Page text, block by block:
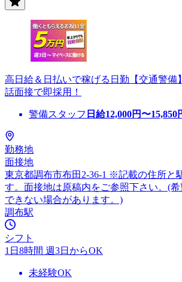
高日給＆日払いで稼げる日勤【交通警備
話面接で即採用！
警備スタッフ 日給12,000円〜15,850
勤務地
面接地
東京都調布市布田2-36-1 ※記載の住所と
す。面接地は原稿内をご参照下さい。(
できない場合があります。)
調布駅
シフト
1日8時間 週3日からOK
未経験OK